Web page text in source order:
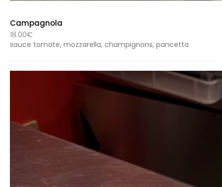
Campagnola
18.00€
sauce tomate, mozzarella, champignons, pancetta